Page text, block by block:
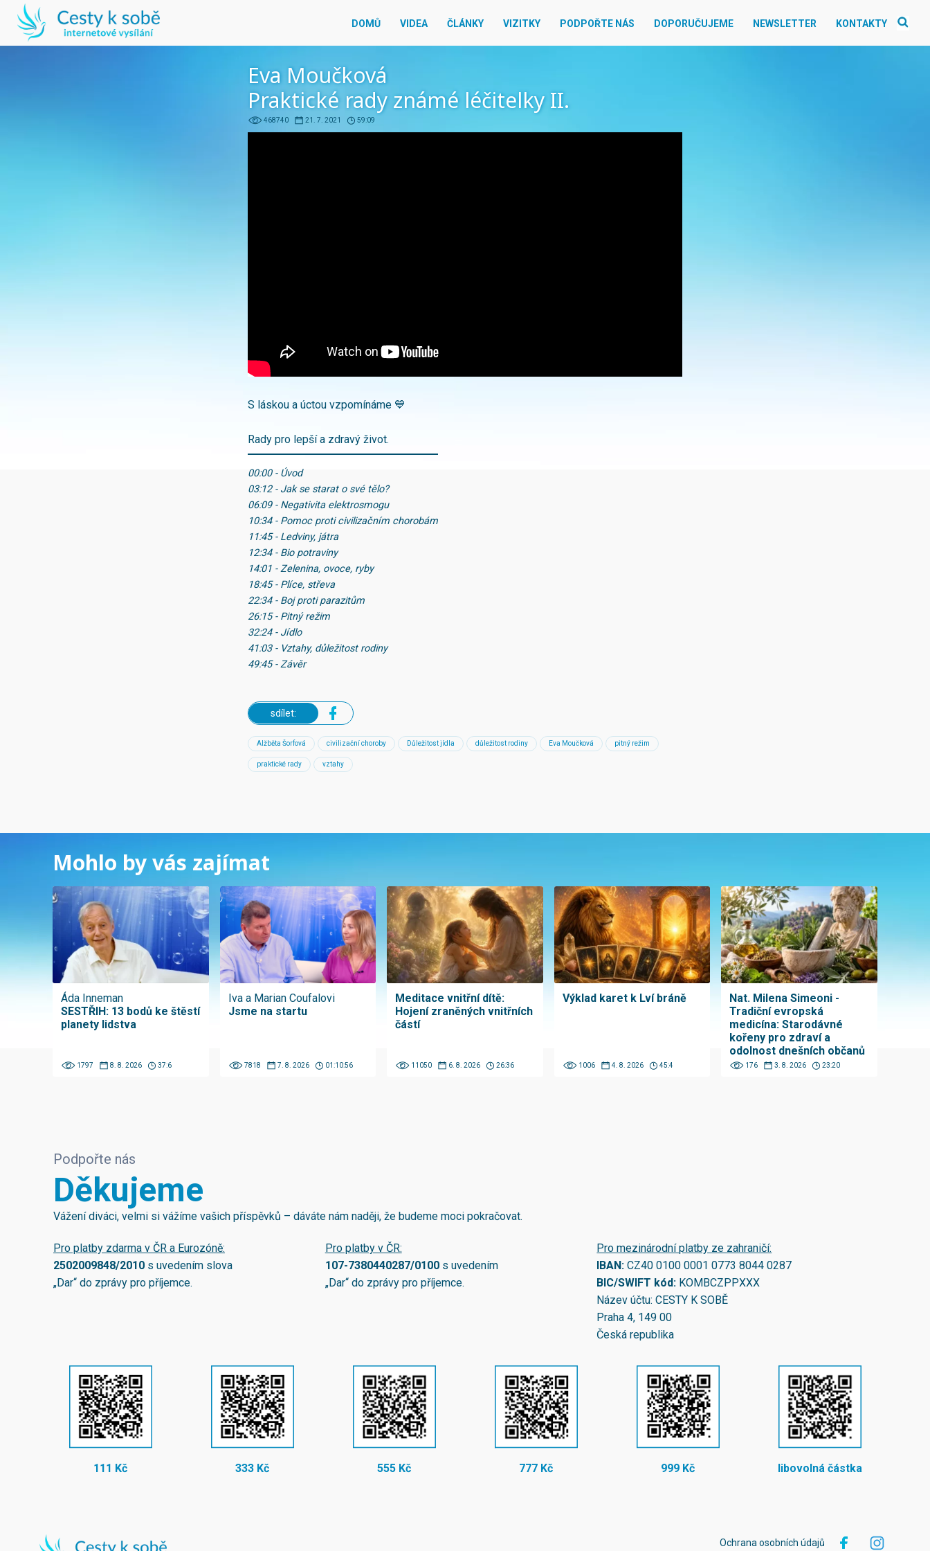
DOMŮ VIDEA ČLÁNKY VIZITKY PODPOŘTE NÁS DOPORUČUJEME NEWSLETTER KONTAKTY
Eva Moučková
Praktické rady známé léčitelky II.
468740 21. 7. 2021 59:09
S láskou a úctou vzpomínáme 💙
Rady pro lepší a zdravý život.
00:00 - Úvod
03:12 - Jak se starat o své tělo?
06:09 - Negativita elektrosmogu
10:34 - Pomoc proti civilizačním chorobám
11:45 - Ledviny, játra
12:34 - Bio potraviny
14:01 - Zelenina, ovoce, ryby
18:45 - Plíce, střeva
22:34 - Boj proti parazitům
26:15 - Pitný režim
32:24 - Jídlo
41:03 - Vztahy, důležitost rodiny
49:45 - Závěr
sdílet:
Alžběta Šorfová civilizační choroby Důležitost jídla důležitost rodiny Eva Moučková pitný režim
praktické rady vztahy
Mohlo by vás zajímat
Áda Inneman
SESTŘIH: 13 bodů ke štěstí
planety lidstva
1797 8. 8. 2026 37:6
Iva a Marian Coufalovi
Jsme na startu
7818 7. 8. 2026 01:10:56
Meditace vnitřní dítě:
Hojení zraněných vnitřních
částí
11050 6. 8. 2026 26:36
Výklad karet k Lví bráně
1006 4. 8. 2026 45:4
Nat. Milena Simeoni -
Tradiční evropská
medicína: Starodávné
kořeny pro zdraví a
odolnost dnešních občanů
176 3. 8. 2026 23:20
Podpořte nás
Děkujeme
Vážení diváci, velmi si vážíme vašich příspěvků – dáváte nám naději, že budeme moci pokračovat.
Pro platby zdarma v ČR a Eurozóně:
2502009848/2010 s uvedením slova
„Dar“ do zprávy pro příjemce.
Pro platby v ČR:
107-7380440287/0100s uvedením
„Dar“ do zprávy pro příjemce.
Pro mezinárodní platby ze zahraničí:
IBAN:CZ40 0100 0001 0773 8044 0287
BIC/SWIFT kód: KOMBCZPPXXX
Název účtu: CESTY K SOBĚ
Praha 4, 149 00
Česká republika
111 Kč 333 Kč 555 Kč 777 Kč 999 Kč libovolná částka
Ochrana osobních údajů